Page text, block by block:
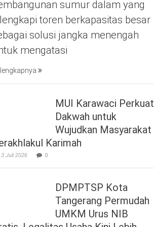
sumur dalam yang
toren berkapasitas besar
solusi jangka menengah
mengatasi
MUI Karawaci Perkuat
Dakwah untuk
Wujudkan Masyarakat
Karimah
3 Juli 2026 0
DPMPTSP Kota
Tangerang Permudah
UMKM Urus NIB